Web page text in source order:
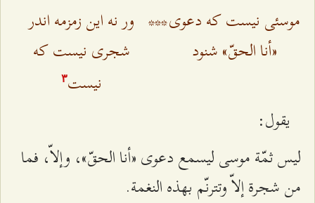
موسئی نيست كه دعوی
«أنا الحقّ» شنود
*** ور نه اين زمزمه اندر
شجری نيست كه
نيست٣
يقول:
ليس ثمّة موسى ليسمع دعوى «أنا الحقّ»، وإلاّ، فما
من شجرة إلاّ وتترنّم بهذه النغمة.